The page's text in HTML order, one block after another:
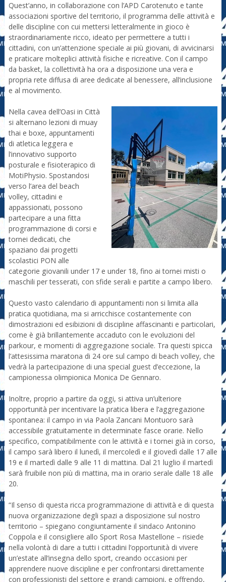
Quest’anno, in collaborazione con l’APD Carotenuto e tante
associazioni sportive del territorio, il programma delle attività e
delle discipline con cui mettersi letteralmente in gioco è
straordinariamente ricco, ideato per permettere a tutti i
cittadini, con un’attenzione speciale ai più giovani, di avvicinarsi
e praticare molteplici attività fisiche e ricreative. Con il campo
da basket, la collettività ha ora a disposizione una vera e
propria rete diffusa di aree dedicate al benessere, all’inclusione
e al movimento.
Nella cavea dell’Oasi in Città
si alternano lezioni di muay
thai e boxe, appuntamenti
di atletica leggera e
l’innovativo supporto
posturale e fisioterapico di
MotiPhysio. Spostandosi
verso l’area del beach
volley, cittadini e
appassionati, possono
partecipare a una fitta
programmazione di corsi e
tornei dedicati, che
spaziano dai progetti
scolastici PON alle
categorie giovanili under 17 e under 18, fino ai tornei misti o
maschili per tesserati, con sfide serali e partite a campo libero.
Questo vasto calendario di appuntamenti non si limita alla
pratica quotidiana, ma si arricchisce costantemente con
dimostrazioni ed esibizioni di discipline affascinanti e particolari,
come è già brillantemente accaduto con le evoluzioni del
parkour, e momenti di aggregazione sociale. Tra questi spicca
l’attesissima maratona di 24 ore sul campo di beach volley, che
vedrà la partecipazione di una special guest d’eccezione, la
campionessa olimpionica Monica De Gennaro.
Inoltre, proprio a partire da oggi, si attiva un’ulteriore
opportunità per incentivare la pratica libera e l’aggregazione
spontanea: il campo in via Paola Zancani Montuoro sarà
accessibile gratuitamente in determinate fasce orarie. Nello
specifico, compatibilmente con le attività e i tornei già in corso,
il campo sarà libero il lunedì, il mercoledì e il giovedì dalle 17 alle
19 e il martedì dalle 9 alle 11 di mattina. Dal 21 luglio il martedì
sarà fruibile non più di mattina, ma in orario serale dalle 18 alle
20.
“Il senso di questa ricca programmazione di attività e di questa
nuova organizzazione degli spazi a disposizione sul nostro
territorio – spiegano congiuntamente il sindaco Antonino
Coppola e il consigliere allo Sport Rosa Mastellone – risiede
nella volontà di dare a tutti i cittadini l’opportunità di vivere
un’estate all’insegna dello sport, creando occasioni per
apprendere nuove discipline e per confrontarsi direttamente
con professionisti del settore e grandi campioni, e offrendo,